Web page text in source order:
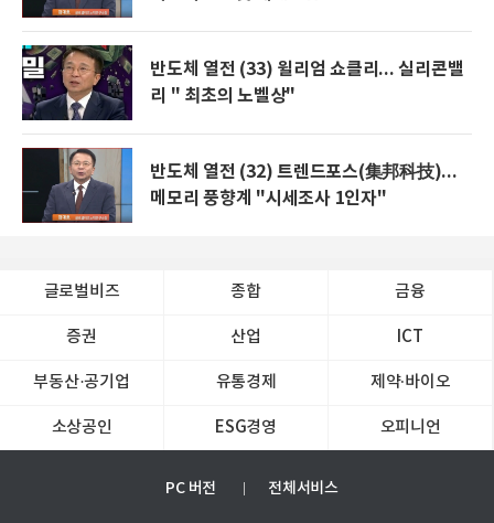
반도체 열전 (33) 윌리엄 쇼클리... 실리콘밸
리 " 최초의 노벨상"
반도체 열전 (32) 트렌드포스(集邦科技)...
메모리 풍향계 "시세조사 1인자"
글로벌비즈 종합 금융
증권 산업 ICT
부동산·공기업 유통경제 제약∙바이오
소상공인 ESG경영 오피니언
PC 버전 전체서비스